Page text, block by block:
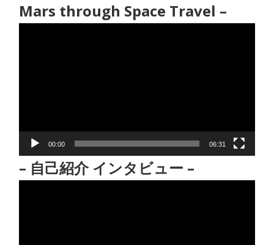
Mars through Space Travel –
ー
00:00 06:31
– 自己紹介 インタビュー –